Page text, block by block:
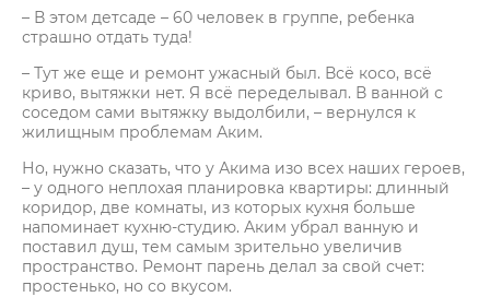
– В этом детсаде – 60 человек в группе, ребенка
страшно отдать туда!
– Тут же еще и ремонт ужасный был. Всё косо, всё
криво, вытяжки нет. Я всё переделывал. В ванной с
соседом сами вытяжку выдолбили, – вернулся к
жилищным проблемам Аким.
Но, нужно сказать, что у Акима изо всех наших героев,
– у одного неплохая планировка квартиры: длинный
коридор, две комнаты, из которых кухня больше
напоминает кухню-студию. Аким убрал ванную и
поставил душ, тем самым зрительно увеличив
пространство. Ремонт парень делал за свой счет:
простенько, но со вкусом.